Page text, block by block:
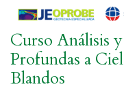
Curso Análisis
Profundas a
Blandos